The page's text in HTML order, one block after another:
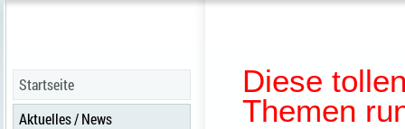
Startseite
Aktuelles / News
Diese
Themen